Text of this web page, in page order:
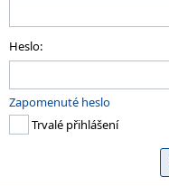
Heslo:
Zapomenuté heslo
Trvalé přihlášení